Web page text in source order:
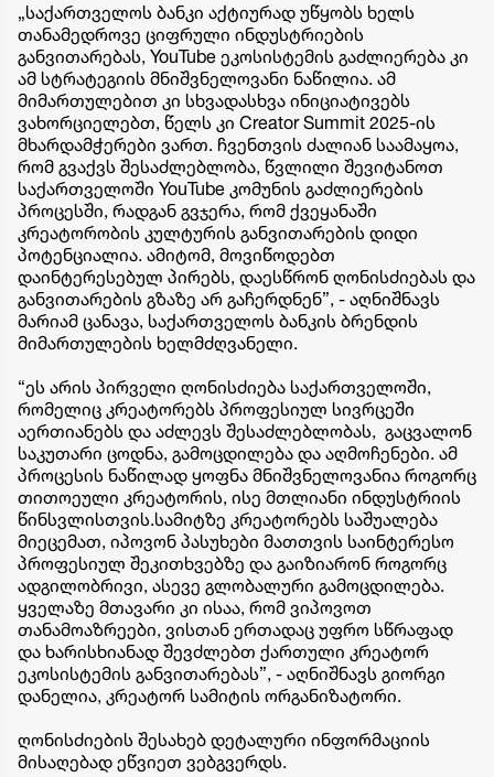
„საქართველოს ბანკი აქტიურად უწყობს ხელს
თანამედროვე ციფრული ინდუსტრიების
განვითარებას, YouTube ეკოსისტემის გაძლიერება კი
ამ სტრატეგიის მნიშვნელოვანი ნაწილია. ამ
მიმართულებით კი სხვადასხვა ინიციატივებს
ვახორციელებთ, წელს კი Creator Summit 2025-ის
მხარდამჭერები ვართ. ჩვენთვის ძალიან საამაყოა,
რომ გვაქვს შესაძლებლობა, წვლილი შევიტანოთ
საქართველოში YouTube კომუნის გაძლიერების
პროცესში, რადგან გვჯერა, რომ ქვეყანაში
კრეატორობის კულტურის განვითარების დიდი
პოტენციალია. ამიტომ, მოვიწოდებთ
დაინტერესებულ პირებს, დაესწრონ ღონისძიებას და
განვითარების გზაზე არ გაჩერდნენ”, - აღნიშნავს
მარიამ ცანავა, საქართველოს ბანკის ბრენდის
მიმართულების ხელმძღვანელი.
“ეს არის პირველი ღონისძიება საქართველოში,
რომელიც კრეატორებს პროფესიულ სივრცეში
აერთიანებს და აძლევს შესაძლებლობას, გაცვალონ
საკუთარი ცოდნა, გამოცდილება და აღმოჩენები. ამ
პროცესის ნაწილად ყოფნა მნიშვნელოვანია როგორც
თითოეული კრეატორის, ისე მთლიანი ინდუსტრიის
წინსვლისთვის.სამიტზე კრეატორებს საშუალება
მიეცემათ, იპოვონ პასუხები მათთვის საინტერესო
პროფესიულ შეკითხვებზე და გაიზიარონ როგორც
ადგილობრივი, ასევე გლობალური გამოცდილება.
ყველაზე მთავარი კი ისაა, რომ ვიპოვოთ
თანამოაზრეები, ვისთან ერთადაც უფრო სწრაფად
და ხარისხიანად შევძლებთ ქართული კრეატორ
ეკოსისტემის განვითარებას”, - აღნიშნავს გიორგი
დანელია, კრეატორ სამიტის ორგანიზატორი.
ღონისძიების შესახებ დეტალური ინფორმაციის
მისაღებად ეწვიეთ ვებგვერდს.